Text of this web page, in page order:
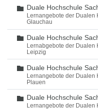
Ordner
Duale Hochschule
Lernangebote der
Glauchau
Ordner
Duale Hochschule
Lernabgebote der
Leipzig
Ordner
Duale Hochschule
Lernangebote der
Plauen
Ordner
Duale Hochschule
Lernangebote der